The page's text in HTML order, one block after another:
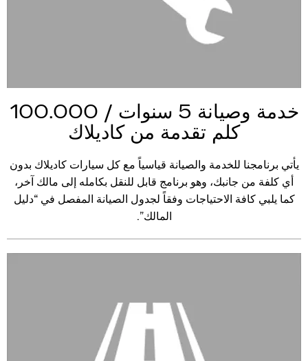
خدمة وصيانة 5 سنوات / 100.000
كلم تقدمة من كاديلاك
يأتي برنامجنا للخدمة والصيانة قياسياً مع كل سيارات كاديلاك بدون
أي كلفة من جانبك، وهو برنامج قابل للنقل بكامله إلى مالك آخر،
كما يلبي كافة الاحتياجات وفقاً لجدول الصيانة المفصل في “دليل
المالك”.